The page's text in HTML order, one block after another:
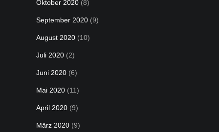
Oktober 2020 (8)
September 2020 (9)
August 2020 (10)
Juli 2020 (2)
Juni 2020 (6)
Mai 2020 (11)
April 2020 (9)
März 2020 (9)